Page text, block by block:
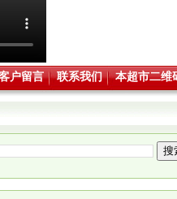
户留言 联系我们 本超市二维